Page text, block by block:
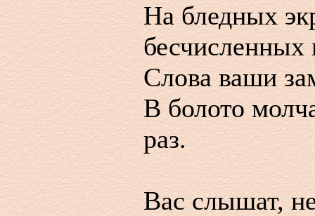
На бледных
бесчисленных
Слова ваши
В болото
раз.
Вас слышат,